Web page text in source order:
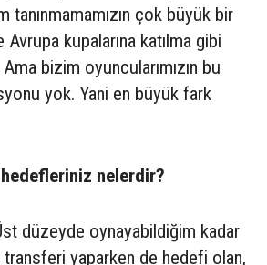
tanınmamamızın çok büyük bir
kupalarına katılma gibi
bizim oyuncularımızın bu
yok. Yani en büyük fark
nelerdir?
düzeyde oynayabildiğim kadar
transferi yaparken de hedefi olan,